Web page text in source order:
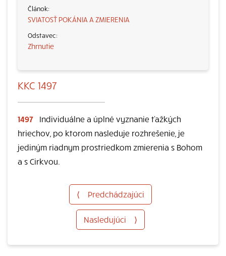
SVIATOSŤ POKÁNIA A ZMIERENIA
Zhrnutie
KKC 1497
1497
Individuálne a úplné vyznanie ťažkých
hriechov, po ktorom nasleduje rozhrešenie, je
jediným riadnym prostriedkom zmierenia s Bohom
a s Cirkvou.
⟨ Predchádzajúci
Nasledujúci ⟩